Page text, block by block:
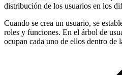
distribución de los usuarios en los
Cuando se crea un usuario, se
roles y funciones. En el árbol de
ocupan cada uno de ellos dentro de